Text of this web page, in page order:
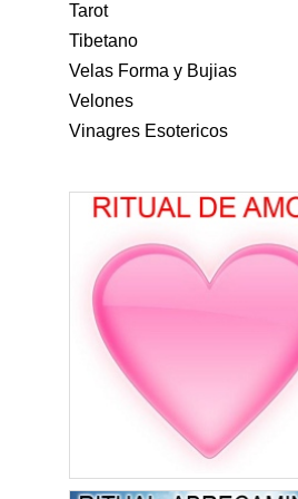
Tarot
Tibetano
Velas Forma y Bujias
Velones
Vinagres Esotericos